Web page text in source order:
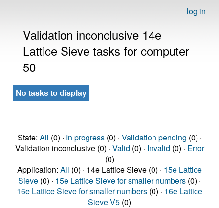
log in
Validation inconclusive 14e
Lattice Sieve tasks for computer
50
No tasks to display
State: All (0) · In progress(0) · Validation pending (0) ·
Validation inconclusive (0) · Valid (0) · Invalid (0) · Error
(0)
Application: All (0) · 14e Lattice Sieve (0) · 15e Lattice
Sieve (0) · 15e Lattice Sieve for smaller numbers (0) ·
16e Lattice Sieve for smaller numbers (0) · 16e Lattice
Sieve V5 (0)